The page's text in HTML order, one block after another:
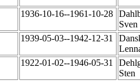
1936-10-16--1961-10-28
Sven
1939-05-03--1942-12-31
1922-01-02--1946-05-31
Sten